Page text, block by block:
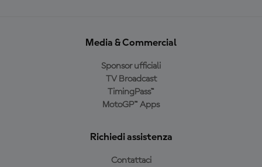
Media & Commercial
Sponsor ufficiali
TV Broadcast
TimingPass™
MotoGP™ Apps
Richiedi assistenza
Contattaci